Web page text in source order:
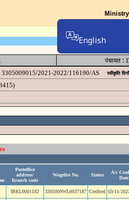
पंचायत:
3305009015/2021-2022/116190/AS स्वीकृति
Postoffice
address/
Branch code
Wagelist No. Status
A/c
Date
IBKL0001182 3305009WL0037187 Credited 03/11/
English